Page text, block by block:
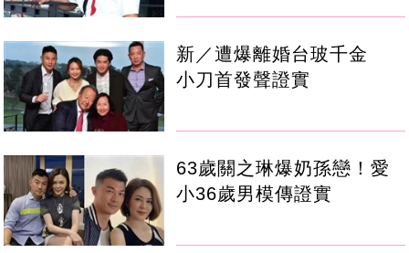
新／遭爆離婚台玻千金
小刀首發聲證實
63歲關之琳爆奶孫戀！愛
小36歲男模傳證實